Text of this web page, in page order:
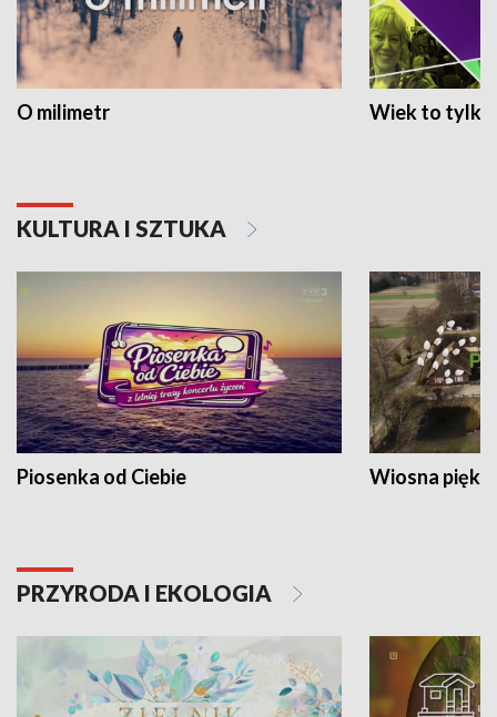
O milimetr Wiek to tylko
KULTURA I SZTUKA
Piosenka od Ciebie Wiosna
PRZYRODA I EKOLOGIA